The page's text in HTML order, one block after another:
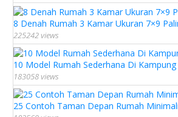
8 Denah Rumah 3 Kamar Ukuran 7×9
225242 views
10 Model Rumah Sederhana Di
183058 views
25 Contoh Taman Depan Rumah